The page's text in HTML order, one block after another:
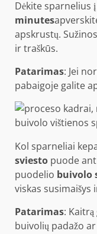
Dėkite sparnelius
minutes
apskrustų.
ir traškūs.
Patarimas: Jei
pabaigoje galite
Kol sparneliai
sviesto puode
puodelio buivolo
viskas susimaišys
Patarimas:
buivolių padažo